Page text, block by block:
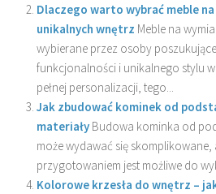
Dlaczego warto wybrać meble na
unikalnych wnętrz Meble na
wybierane przez osoby
funkcjonalności i unikalnego stylu
pełnej personalizacji, tego...
Jak zbudować kominek od
materiały Budowa kominka od
może wydawać się
przygotowaniem jest możliwe do
Kolorowe krzesła do wnętrz –